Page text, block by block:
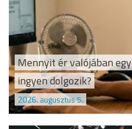
Mennyit ér valójában
ingyen dolgozik?
2026. augusztus 5.